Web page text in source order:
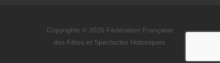
Copyrights © 2026 Fédération Française
des Fêtes et Spectacles Historiques.